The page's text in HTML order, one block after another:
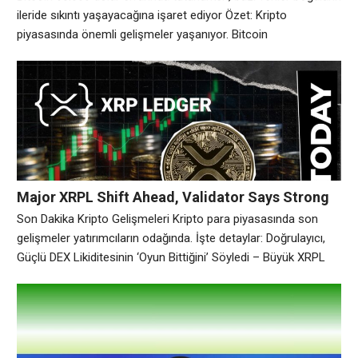
işaret ediyor
ileride sıkıntı yaşayacağına işaret ediyor Özet: Kripto
piyasasında önemli gelişmeler yaşanıyor. Bitcoin
düştükten sonra 63.000 $ civarında işlem görüyor ve bazı
veriler, en son 2024’ün başında görülen seviyelere olası bir
düşüşle boğaların ileride sıkıntı yaşayacağına işaret ediyor.
Onchain analiz firması
Major XRPL Shift Ahead, Validator Says Strong
DEX Liquidity Makes It ‘Game Over’ | Kripto
Haberleri
Son Dakika Kripto Gelişmeleri Kripto para piyasasında son
gelişmeler yatırımcıların odağında. İşte detaylar: Doğrulayıcı,
Güçlü DEX Likiditesinin ‘Oyun Bittiğini’ Söyledi – Büyük XRPL